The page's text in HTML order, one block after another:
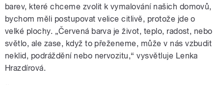
barev, které chceme zvolit k vymalování našich domovů,
bychom měli postupovat velice citlivě, protože jde o
velké plochy. „Červená barva je život, teplo, radost, nebo
světlo, ale zase, když to přeženeme, může v nás vzbudit
neklid, podráždění nebo nervozitu,“ vysvětluje Lenka
Hrazdírová.